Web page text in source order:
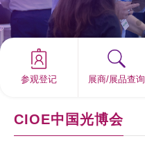
参观登记 展商/展品查询
CIOE中国光博会